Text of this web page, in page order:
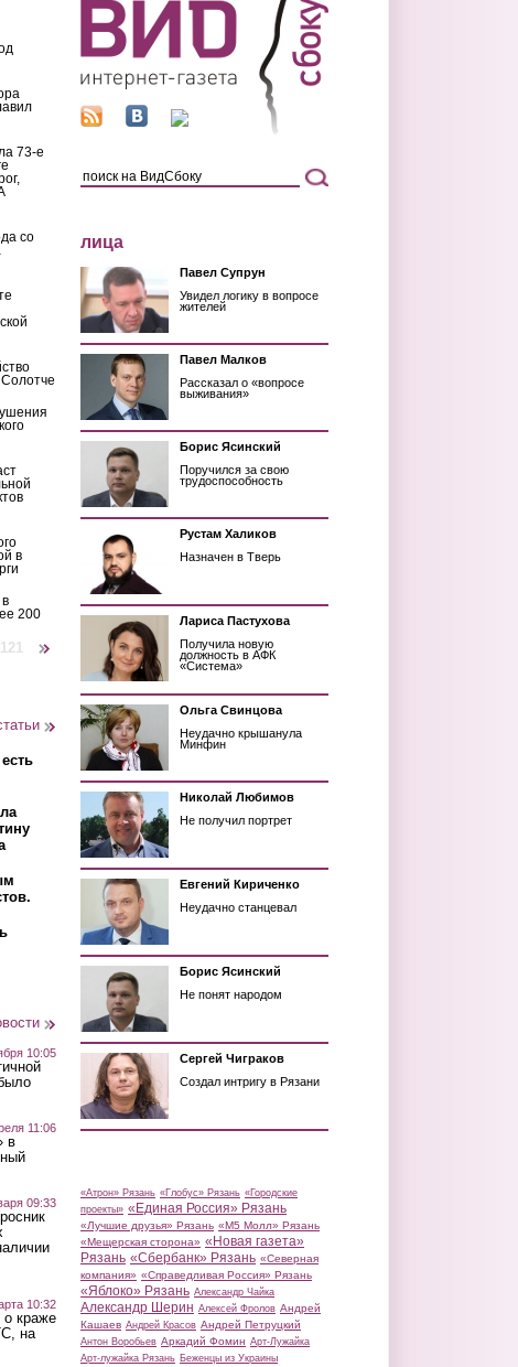
73-е
со
в
200
10:05
11:06
в
09:33
10:32
о краже
на
лица
Павел Супрун
Увидел логику в вопросе
жителей
Павел Малков
Рассказал о «вопросе
выживания»
Борис Ясинский
Поручился за свою
трудоспособность
Рустам Халиков
Назначен в Тверь
Лариса Пастухова
Получила новую
должность в АФК
«Система»
Ольга Свинцова
Неудачно крышанула
Минфин
Николай Любимов
Не получил портрет
Евгений Кириченко
Неудачно станцевал
Борис Ясинский
Не понят народом
Сергей Чиграков
Создал интригу в Рязани
«Атрон» Рязань «Глобус» Рязань «Городские
проекты» «Единая Россия» Рязань
«Лучшие друзья» Рязань «М5 Молл» Рязань
«Мещерская сторона» «Новая газета»
Рязань «Сбербанк» Рязань «Северная
компания» «Справедливая Россия» Рязань
«Яблоко» Рязань Александр Чайка
Александр Шерин Алексей Фролов Андрей
Кашаев Андрей Красов Андрей Петруцкий
Антон Воробьев Аркадий Фомин Арт-Лужайка
Арт-лужайка Рязань Беженцы из Украины